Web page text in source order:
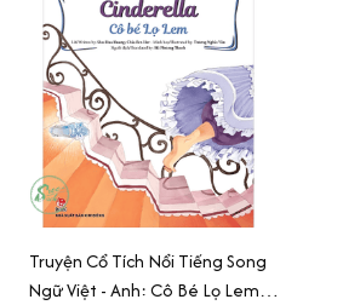
Truyện Cổ Tích Nổi Tiếng Song
Ngữ Việt - Anh: Cô Bé Lọ Lem -